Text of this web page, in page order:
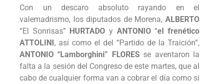
Con un descaro absoluto rayando en el
valemadrismo, los diputados de Morena, ALBERTO
“El Sonrisas” HURTADOy ANTONIO“el frenético
ATTOLINI, así como el del “Partido de la Traición”,
ANTONIO “Lamborghini” FLORES se aventaron la
falta a la sesión del Congreso de este martes, que al
cabo de cualquier forma van a cobrar el día como si